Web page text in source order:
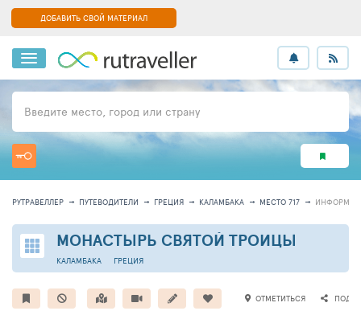
ДОБАВИТЬ СВОЙ МАТЕРИАЛ
Введите место, город или страну
РУТРАВЕЛЛЕР ПУТЕВОДИТЕЛИ ГРЕЦИЯ КАЛАМБАКА МЕСТО 717
МОНАСТЫРЬ СВЯТОЙ ТРОИЦЫ
ГРЕЦИЯ
КАЛАМБАКА
ОТМЕТИТЬСЯ